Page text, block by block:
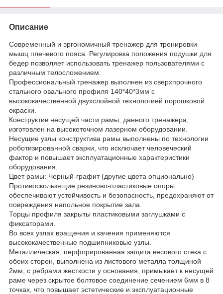
Описание
Современный и эргономичный тренажер для тренировки
мышц плечевого пояса. Регулировка положения подушки для
бедер позволяет использовать тренажер пользователями с
различным телосложением.
Профессиональный тренажер выполнен из сверхпрочного
стального овального профиля 140*40*3мм с
высококачественной двухслойной технологией порошковой
окраски.
Конструктив несущей части рамы, данного тренажера,
изготовлен на высокоточном лазерном оборудовании.
Несущие узлы конструктива рамы выполнены по технологии
роботизированной сварки, что исключает человеческий
фактор и повышает эксплуатационные характеристики
оборудования.
Цвет рамы: Черный-графит (другие цвета опционально)
Противоскользящие резиново-пластиковые опоры
обеспечивают устойчивость и безопасность, предохраняют от
повреждения напольное покрытие зала.
Торцы профиля закрыты пластиковыми заглушками с
фиксаторами.
Во всех узлах вращения и качения применяются
высококачественные подшипниковые узлы.
Металлическая, перфорированная защита весового стека с
обеих сторон, выполнена из листового металла толщиной
2мм, с ребрами жесткости у основания, примыкает к несущей
раме через скрытое болтовое соединение сечением 6мм в 8
точках, что повышает эстетические и эксплуатационные